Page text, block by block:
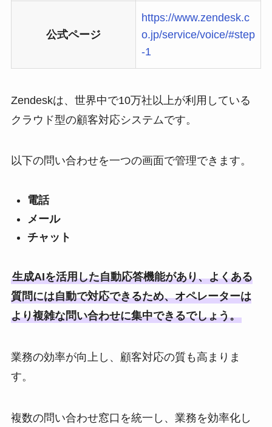
公式ページ
https://www.zendesk.c
o.jp/service/voice/#step
-1
Zendeskは、世界中で10万社以上が利用している
クラウド型の顧客対応システムです。
以下の問い合わせを一つの画面で管理できます。
電話
メール
チャット
生成AIを活用した自動応答機能があり、よくある
質問には自動で対応できるため、オペレーターは
より複雑な問い合わせに集中できるでしょう。
業務の効率が向上し、顧客対応の質も高まりま
す。
複数の問い合わせ窓口を統一し、業務を効率化し